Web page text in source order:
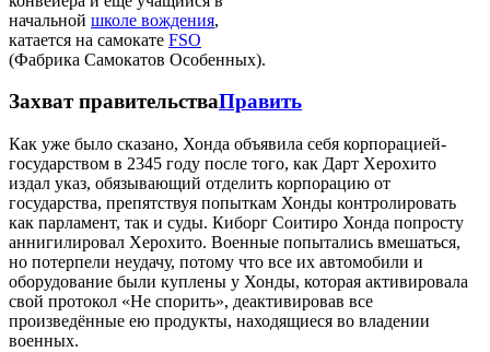
начальной школе вождения,
катается на самокате FSO
(Фабрика Самокатов Особенных).
Захват правительстваПравить
Как уже было сказано, Хонда объявила себя корпорацией-
государством в 2345 году после того, как Дарт Херохито
издал указ, обязывающий отделить корпорацию от
государства, препятствуя попыткам Хонды контролировать
как парламент, так и суды. Киборг Соитиро Хонда попросту
аннигилировал Херохито. Военные попытались вмешаться,
но потерпели неудачу, потому что все их автомобили и
оборудование были куплены у Хонды, которая активировала
свой протокол «Не спорить», деактивировав все
произведённые ею продукты, находящиеся во владении
военных.